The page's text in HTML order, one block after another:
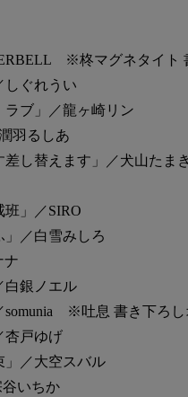
※柊マグネタイト
しぐれうい
ブ」／龍ヶ崎リン
羽るしあ
差し替えます」／犬山た
」／SIRO
／白雪みしろ
ナ
白銀ノエル
somunia ※吐息 書き下ろし
杏戸ゆげ
」／大空スバル
いちか